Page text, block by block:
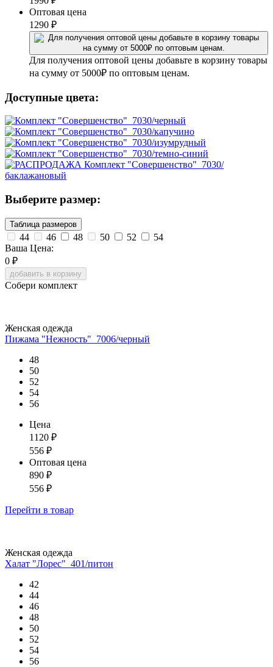
Оптовая цена
1290 ₽
Для получения оптовой цены добавьте в корзину товары
на сумму от 5000₽ по оптовым ценам.
Доступные цвета:
Выберите размер:
Таблица размеров
44 46 48 50 52
54
Ваша Цена:
0 ₽
добавить в корзину
Собери комплект
Женская одежда
Пижама "Нежность"_7006/черный
48
50
52
54
56
Цена
1120 ₽
556 ₽
Оптовая цена
890 ₽
556 ₽
Перейти в товар
Женская одежда
Халат "Лорес"_401/питон
42
44
46
48
50
52
54
56